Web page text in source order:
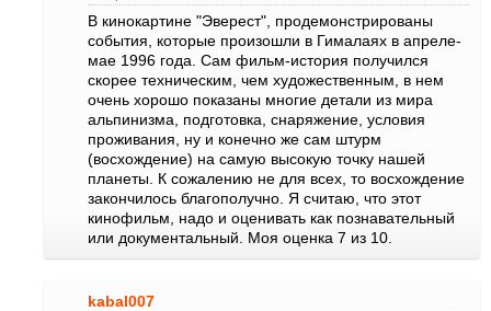
В кинокартине "Эверест", продемонстрированы
события, которые произошли в Гималаях в апреле-
мае 1996 года. Сам фильм-история получился
скорее техническим, чем художественным, в нем
очень хорошо показаны многие детали из мира
альпинизма, подготовка, снаряжение, условия
проживания, ну и конечно же сам штурм
(восхождение) на самую высокую точку нашей
планеты. К сожалению не для всех, то восхождение
закончилось благополучно. Я считаю, что этот
кинофильм, надо и оценивать как познавательный
или документальный. Моя оценка 7 из 10.
kabal007